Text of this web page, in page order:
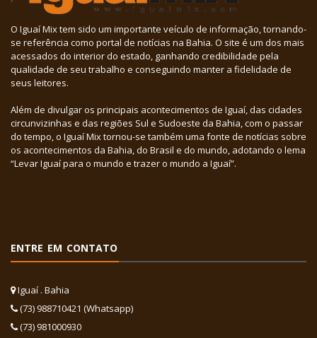
O Iguaí Mix tem sido um importante veículo de informação, tornando-
se referência como portal de notícias na Bahia. O site é um dos mais
acessados do interior do estado, ganhando credibilidade pela
qualidade de seu trabalho e conseguindo manter a fidelidade de
seus leitores.
Além de divulgar os principais acontecimentos de Iguaí, das cidades
circunvizinhas e das regiões Sul e Sudoeste da Bahia, com o passar
do tempo, o Iguaí Mix tornou-se também uma fonte de notícias sobre
os acontecimentos da Bahia, do Brasil e do mundo, adotando o lema
“Levar Iguaí para o mundo e trazer o mundo a Iguaí”.
ENTRE EM CONTATO
Iguaí . Bahia
(73) 988710421 (Whatsapp)
(73) 981000930